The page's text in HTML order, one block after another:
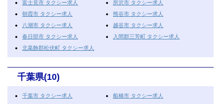
富士見市 タクシー求人
所沢市 タクシー求人
朝霞市 タクシー求人
熊谷市 タクシー求人
八潮市 タクシー求人
越谷市 タクシー求人
春日部市 タクシー求人
入間郡三芳町 タクシー求人
北葛飾郡松伏町 タクシー求人
千葉県(10)
千葉市 タクシー求人
船橋市 タクシー求人